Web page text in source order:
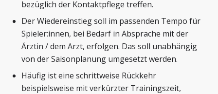
bezüglich der Kontaktpflege treffen.
Der Wiedereinstieg soll im passenden Tempo für
Spieler:innen, bei Bedarf in Absprache mit der
Ärztin / dem Arzt, erfolgen. Das soll unabhängig
von der Saisonplanung umgesetzt werden.
Häufig ist eine schrittweise Rückkehr
beispielsweise mit verkürzter Trainingszeit,